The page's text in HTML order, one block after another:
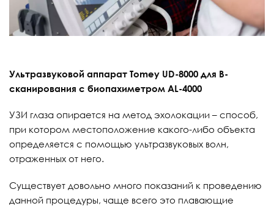
Ультразвуковой аппарат Tomey UD-8000 для В-
сканирования с биопахиметром AL-4000
УЗИ глаза опирается на метод эхолокации – способ,
при котором местоположение какого-либо объекта
определяется с помощью ультразвуковых волн,
отраженных от него.
Существует довольно много показаний к проведению
данной процедуры, чаще всего это плавающие